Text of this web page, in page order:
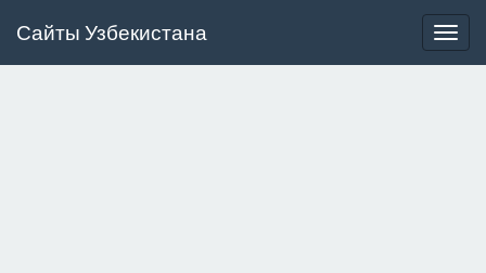
Сайты Узбекистана